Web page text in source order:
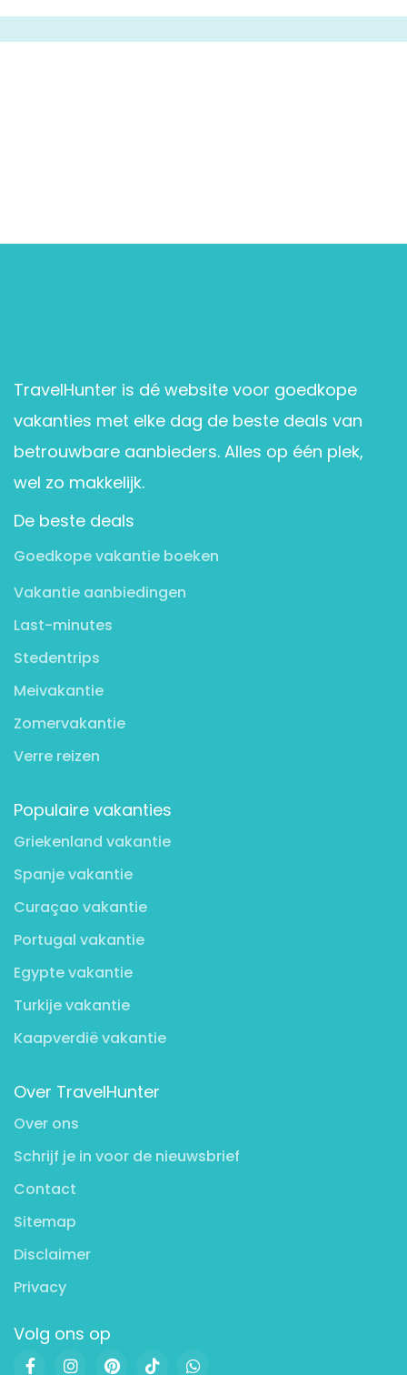
TravelHunter is dé website voor goedkope
vakanties met elke dag de beste deals van
betrouwbare aanbieders. Alles op één plek,
wel zo makkelijk.
De beste deals
Goedkope vakantie boeken
Vakantie aanbiedingen
Last-minutes
Stedentrips
Meivakantie
Zomervakantie
Verre reizen
Populaire vakanties
Griekenland vakantie
Spanje vakantie
Curaçao vakantie
Portugal vakantie
Egypte vakantie
Turkije vakantie
Kaapverdië vakantie
Over TravelHunter
Over ons
Schrijf je in voor de nieuwsbrief
Contact
Sitemap
Disclaimer
Privacy
Volg ons op